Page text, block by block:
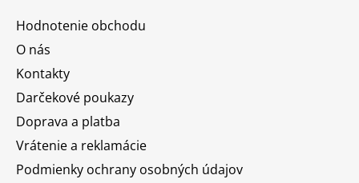
Hodnotenie obchodu
O nás
Kontakty
Darčekové poukazy
Doprava a platba
Vrátenie a reklamácie
Podmienky ochrany osobných údajov